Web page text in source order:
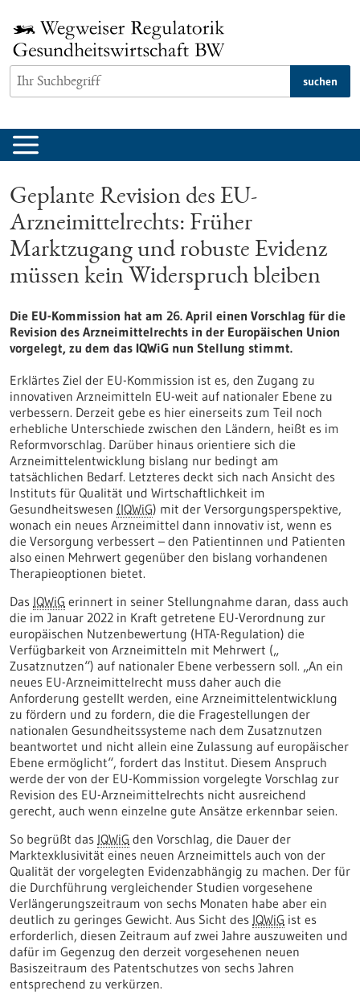
Inhalt
springen
suchen
Geplante Revision des EU-
Arzneimittelrechts: Früher
Marktzugang und robuste Evidenz
müssen kein Widerspruch bleiben
Die EU-Kommission hat am 26. April einen Vorschlag für die
Revision des Arzneimittelrechts in der Europäischen Union
vorgelegt, zu dem das IQWiG nun Stellung stimmt.
Erklärtes Ziel der EU-Kommission ist es, den Zugang zu
innovativen Arzneimitteln EU-weit auf nationaler Ebene zu
verbessern. Derzeit gebe es hier einerseits zum Teil noch
erhebliche Unterschiede zwischen den Ländern, heißt es im
Reformvorschlag. Darüber hinaus orientiere sich die
Arzneimittelentwicklung bislang nur bedingt am
tatsächlichen Bedarf. Letzteres deckt sich nach Ansicht des
Instituts für Qualität und Wirtschaftlichkeit im
Gesundheitswesen (IQWiG) mit der Versorgungsperspektive,
wonach ein neues Arzneimittel dann innovativ ist, wenn es
die Versorgung verbessert – den Patientinnen und Patienten
also einen Mehrwert gegenüber den bislang vorhandenen
Therapieoptionen bietet.
Das IQWiG erinnert in seiner Stellungnahme daran, dass auch
die im Januar 2022 in Kraft getretene EU-Verordnung zur
europäischen Nutzenbewertung (HTA-Regulation) die
Verfügbarkeit von Arzneimitteln mit Mehrwert („
Zusatznutzen“) auf nationaler Ebene verbessern soll. „An ein
neues EU-Arzneimittelrecht muss daher auch die
Anforderung gestellt werden, eine Arzneimittelentwicklung
zu fördern und zu fordern, die die Fragestellungen der
nationalen Gesundheitssysteme nach dem Zusatznutzen
beantwortet und nicht allein eine Zulassung auf europäischer
Ebene ermöglicht“, fordert das Institut. Diesem Anspruch
werde der von der EU-Kommission vorgelegte Vorschlag zur
Revision des EU-Arzneimittelrechts nicht ausreichend
gerecht, auch wenn einzelne gute Ansätze erkennbar seien.
So begrüßt das IQWiG den Vorschlag, die Dauer der
Marktexklusivität eines neuen Arzneimittels auch von der
Qualität der vorgelegten Evidenzabhängig zu machen. Der für
die Durchführung vergleichender Studien vorgesehene
Verlängerungszeitraum von sechs Monaten habe aber ein
deutlich zu geringes Gewicht. Aus Sicht des IQWiG ist es
erforderlich, diesen Zeitraum auf zwei Jahre auszuweiten und
dafür im Gegenzug den derzeit vorgesehenen neuen
Basiszeitraum des Patentschutzes von sechs Jahren
entsprechend zu verkürzen.